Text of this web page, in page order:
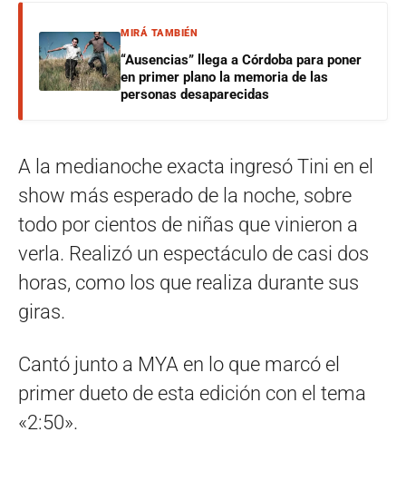
MIRÁ TAMBIÉN
“Ausencias” llega a Córdoba para poner
en primer plano la memoria de las
personas desaparecidas
A la medianoche exacta ingresó Tini en el
show más esperado de la noche, sobre
todo por cientos de niñas que vinieron a
verla. Realizó un espectáculo de casi dos
horas, como los que realiza durante sus
giras.
Cantó junto a MYA en lo que marcó el
primer dueto de esta edición con el tema
«2:50».